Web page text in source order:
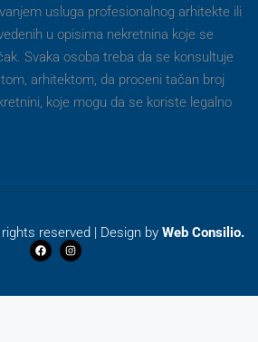
usluga profesionalnog arhitekte ili
u opisima nekretnina koje se
Svaka osoba treba da se konsultuje
arhitektom, da proceni tačan broj
koje mogu da se koriste legalno
reserved | Design by Web Consilio.